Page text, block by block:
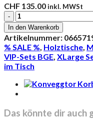
CHF 135.00inkl. MWSt
Big
Green
Egg
XL
und
Minimax
im
Tisch
aus
(VIP
Set)
In den Warenkorb
Artikelnummer:
% SALE %, Holztische,
VIP-Sets BGE, XLarge
im Tisch
Das könnte dir auch